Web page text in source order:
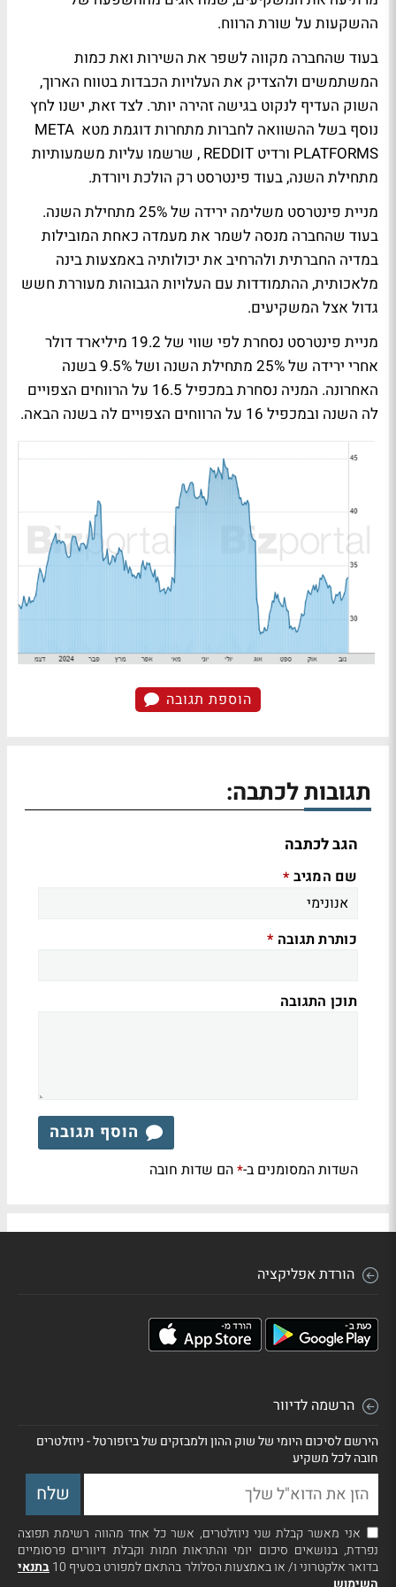
ההשקעות על שורת הרווח.
בעוד שהחברה מקווה לשפר את השירות ואת כמות
המשתמשים ולהצדיק את העלויות הכבדות בטווח הארוך,
השוק העדיף לנקוט בגישה זהירה יותר. לצד זאת, ישנו לחץ
נוסף בשל ההשוואה לחברות מתחרות דוגמת מטא META
PLATFORMS ורדיט REDDIT , שרשמו עליות משמעותיות
מתחילת השנה, בעוד פינטרסט רק הולכת ויורדת.
מניית פינטרסט משלימה ירידה של 25% מתחילת השנה.
בעוד שהחברה מנסה לשמר את מעמדה כאחת המובילות
במדיה החברתית ולהרחיב את יכולותיה באמצעות בינה
מלאכותית, ההתמודדות עם העלויות הגבוהות מעוררת חשש
גדול אצל המשקיעים.
מניית פינטרסט נסחרת לפי שווי של 19.2 מיליארד דולר
אחרי ירידה של 25% מתחילת השנה ושל 9.5% בשנה
האחרונה. המניה נסחרת במכפיל 16.5 על הרווחים הצפויים
לה השנה ובמכפיל 16 על הרווחים הצפויים לה בשנה הבאה.
הוספת תגובה
תגובות לכתבה:
הגב לכתבה
שם המגיב *
כותרת תגובה *
תוכן התגובה
הוסף תגובה
השדות המסומנים ב-*הם שדות חובה
הורדת אפליקציה
הרשמה לדיוור
הירשם לסיכום היומי של שוק ההון ולמבזקים של ביזפורטל - ניוזלטרים
חובה לכל משקיע
אני מאשר קבלת שני ניוזלטרים, אשר כל אחד מהווה רשימת תפוצה
נפרדת, בנושאים סיכום יומי והתראות חמות וקבלת דיוורים פרסומיים
בדואר אלקטרוני ו/ או באמצעות הסלולר בהתאם למפורט בסעיף 10
בתנאי